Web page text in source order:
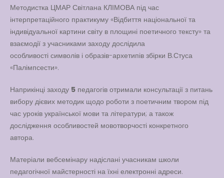
Методистка ЦМАР Світлана КЛІМОВА під час
інтерпретаційного практикуму «Відбиття національної та
індивідуальної картини світу в площині поетичного тексту» та
взаємодії з учасниками заходу дослідила
особливості символів і образів-архетипів збірки В.Стуса
«Палімпсести».
Наприкінці заходу 5 педагогів отримали консультації з питань
вибору дієвих методик щодо роботи з поетичним твором під
час уроків української мови та літератури; а також
дослідження особливостей мовотворчості конкретного
автора.
Матеріали вебсемінару надіслані учасникам школи
педагогічної майстерності на їхні електронні адреси.